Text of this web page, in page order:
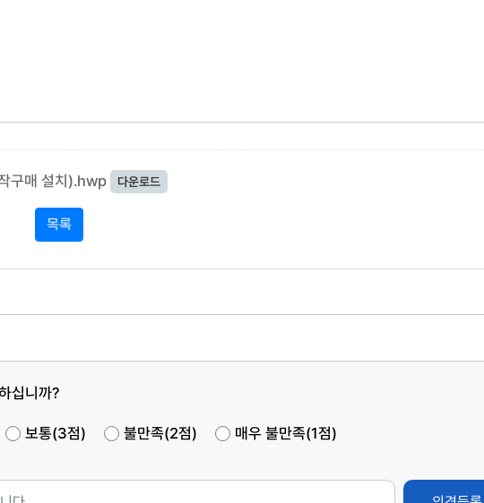
구매 설치).hwp 다운로드
목록
십니까?
보통(3점) 불만족(2점) 매우 불만족(1점)